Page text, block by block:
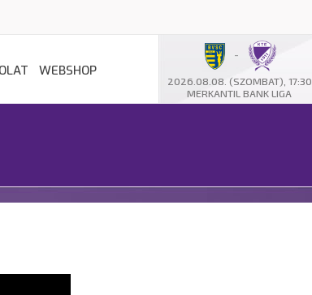
-
2026.08.08. (SZOMBAT), 17:30
MERKANTIL BANK LIGA
WEBSHOP